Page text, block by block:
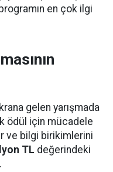
en çok ilgi
gelen yarışmada
ödül için mücadele
ve bilgi birikimlerini
TL değerindeki